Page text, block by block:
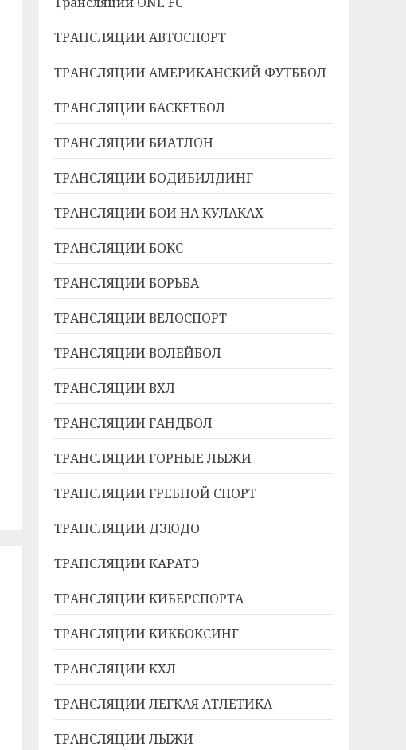
ТРАНСЛЯЦИИ АВТОСПОРТ
ТРАНСЛЯЦИИ АМЕРИКАНСКИЙ ФУТББОЛ
ТРАНСЛЯЦИИ БАСКЕТБОЛ
ТРАНСЛЯЦИИ БИАТЛОН
ТРАНСЛЯЦИИ БОДИБИЛДИНГ
ТРАНСЛЯЦИИ БОИ НА КУЛАКАХ
ТРАНСЛЯЦИИ БОКС
ТРАНСЛЯЦИИ БОРЬБА
ТРАНСЛЯЦИИ ВЕЛОСПОРТ
ТРАНСЛЯЦИИ ВОЛЕЙБОЛ
ТРАНСЛЯЦИИ ВХЛ
ТРАНСЛЯЦИИ ГАНДБОЛ
ТРАНСЛЯЦИИ ГОРНЫЕ ЛЫЖИ
ТРАНСЛЯЦИИ ГРЕБНОЙ СПОРТ
ТРАНСЛЯЦИИ ДЗЮДО
ТРАНСЛЯЦИИ КАРАТЭ
ТРАНСЛЯЦИИ КИБЕРСПОРТА
ТРАНСЛЯЦИИ КИКБОКСИНГ
ТРАНСЛЯЦИИ КХЛ
ТРАНСЛЯЦИИ ЛЕГКАЯ АТЛЕТИКА
ТРАНСЛЯЦИИ ЛЫЖИ